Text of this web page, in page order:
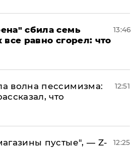
сбила семь
все равно сгорел: что
13:46
волна пессимизма:
что
12:51
пустые", — Z-
12:25